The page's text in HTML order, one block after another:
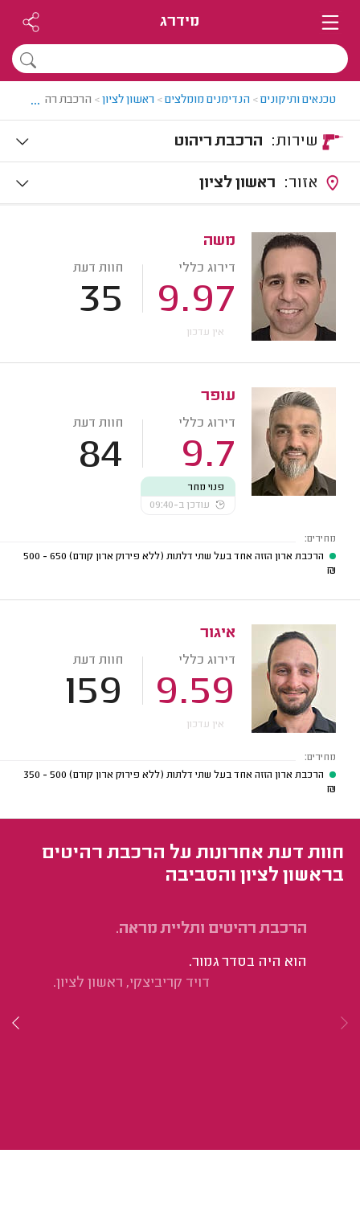
מידרג
טכנאים ותיקונים> הנדימנים מומלצים> ראשון לציון> הרכבת רהיטים
...
הרכבת ריהוט
ראשון לציון
משה
דירוג כללי
9.97
חוות דעת
35
אין עדכון
עופר
דירוג כללי
9.7
חוות דעת
84
פנוי מחר
עודכן ב-09:40
מחירים:
הרכבת ארון הזזה אחד בעל שתי דלתות (ללא פירוק ארון קודם) 650 - 500
₪
איגור
דירוג כללי
9.59
חוות דעת
159
אין עדכון
מחירים:
הרכבת ארון הזזה אחד בעל שתי דלתות (ללא פירוק ארון קודם) 500 - 350
₪
חוות דעת אחרונות על הרכבת רהיטים
בראשון לציון והסביבה
הרכבת רהיטים ותליית מראה.
הוא היה בסדר גמור.
דויד קריביצקי, ראשון לציון.